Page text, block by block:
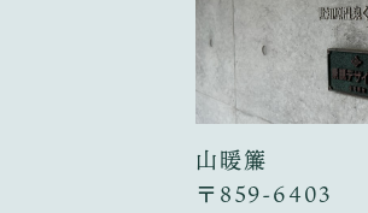
山暖簾
〒859-6403